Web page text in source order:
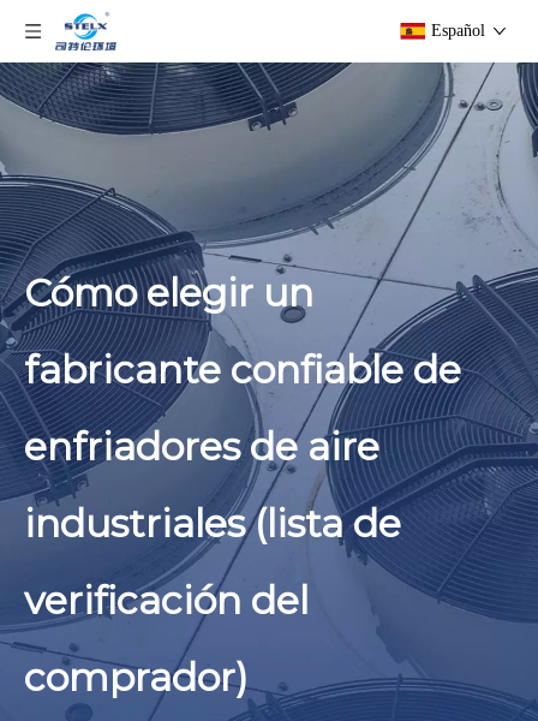
Español
Cómo elegir un
fabricante confiable de
enfriadores de aire
industriales (lista de
verificación del
comprador)